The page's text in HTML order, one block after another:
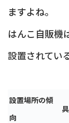
ますよね。
はんこ自販機
設置されてい
設置場所の傾
向